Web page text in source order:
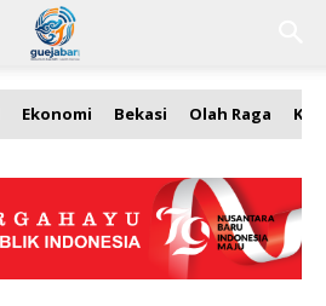
Ekonomi Bekasi Olah Raga